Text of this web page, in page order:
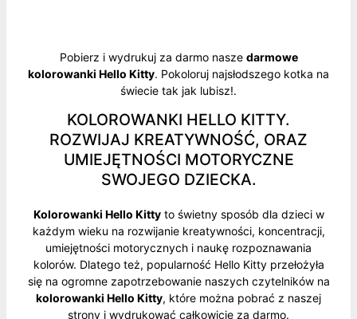
Pobierz i wydrukuj za darmo nasze darmowe
kolorowanki Hello Kitty. Pokoloruj najsłodszego kotka na
świecie tak jak lubisz!.
KOLOROWANKI HELLO KITTY.
ROZWIJAJ KREATYWNOŚĆ, ORAZ
UMIEJĘTNOŚCI MOTORYCZNE
SWOJEGO DZIECKA.
Kolorowanki Hello Kittyto świetny sposób dla dzieci w
każdym wieku na rozwijanie kreatywności, koncentracji,
umiejętności motorycznych i naukę rozpoznawania
kolorów. Dlatego też, popularność Hello Kitty przełożyła
się na ogromne zapotrzebowanie naszych czytelników na
kolorowanki Hello Kitty, które można pobrać z naszej
strony i wydrukować całkowicie za darmo.